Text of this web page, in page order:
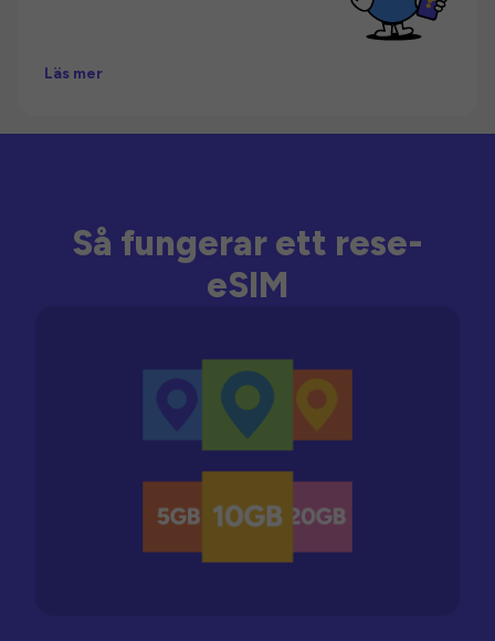
Läs mer
Så fungerar ett rese-
eSIM